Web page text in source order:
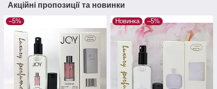
Акційні пропозиції та новинки
–5% Новинка –5%